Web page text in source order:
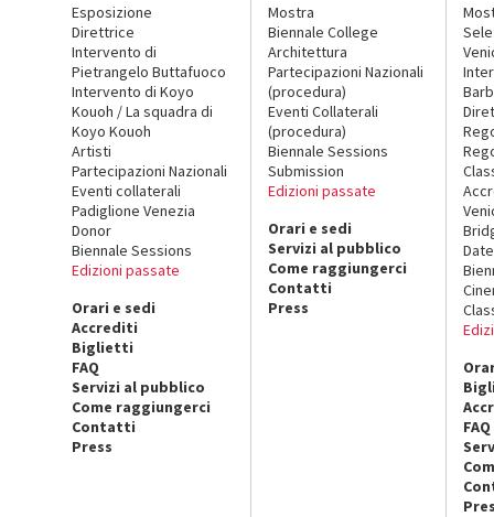
Esposizione
Direttrice
Intervento di
Pietrangelo Buttafuoco
Intervento di Koyo
Kouoh / La squadra di
Koyo Kouoh
Artisti
Partecipazioni Nazionali
Eventi collaterali
Padiglione Venezia
Donor
Biennale Sessions
Edizioni passate
Orari e sedi
Accrediti
Biglietti
FAQ
Servizi al pubblico
Come raggiungerci
Contatti
Press
Mostra
Biennale College
Architettura
Partecipazioni Nazionali
(procedura)
Eventi Collaterali
(procedura)
Biennale Sessions
Submission
Edizioni passate
Orari e sedi
Servizi al pubblico
Come raggiungerci
Contatti
Press
FAQ